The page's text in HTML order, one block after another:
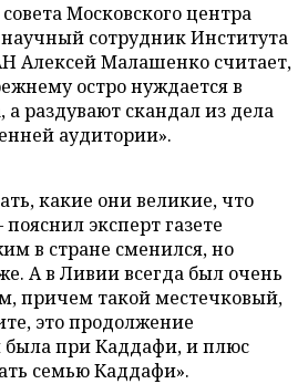
Московского центра
сотрудник Института
Алексей Малашенко считает,
остро нуждается в
раздувают скандал из дела
аудитории».
какие они великие, что
эксперт газете
в стране сменился, но
А в Ливии всегда был очень
причем такой местечковый,
это продолжение
была при Каддафи, и плюс
семью Каддафи».